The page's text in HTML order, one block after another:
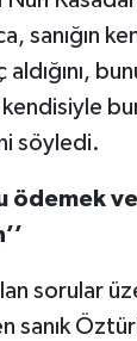
sanığın
söyledi.
ödemek
sorular
sanık